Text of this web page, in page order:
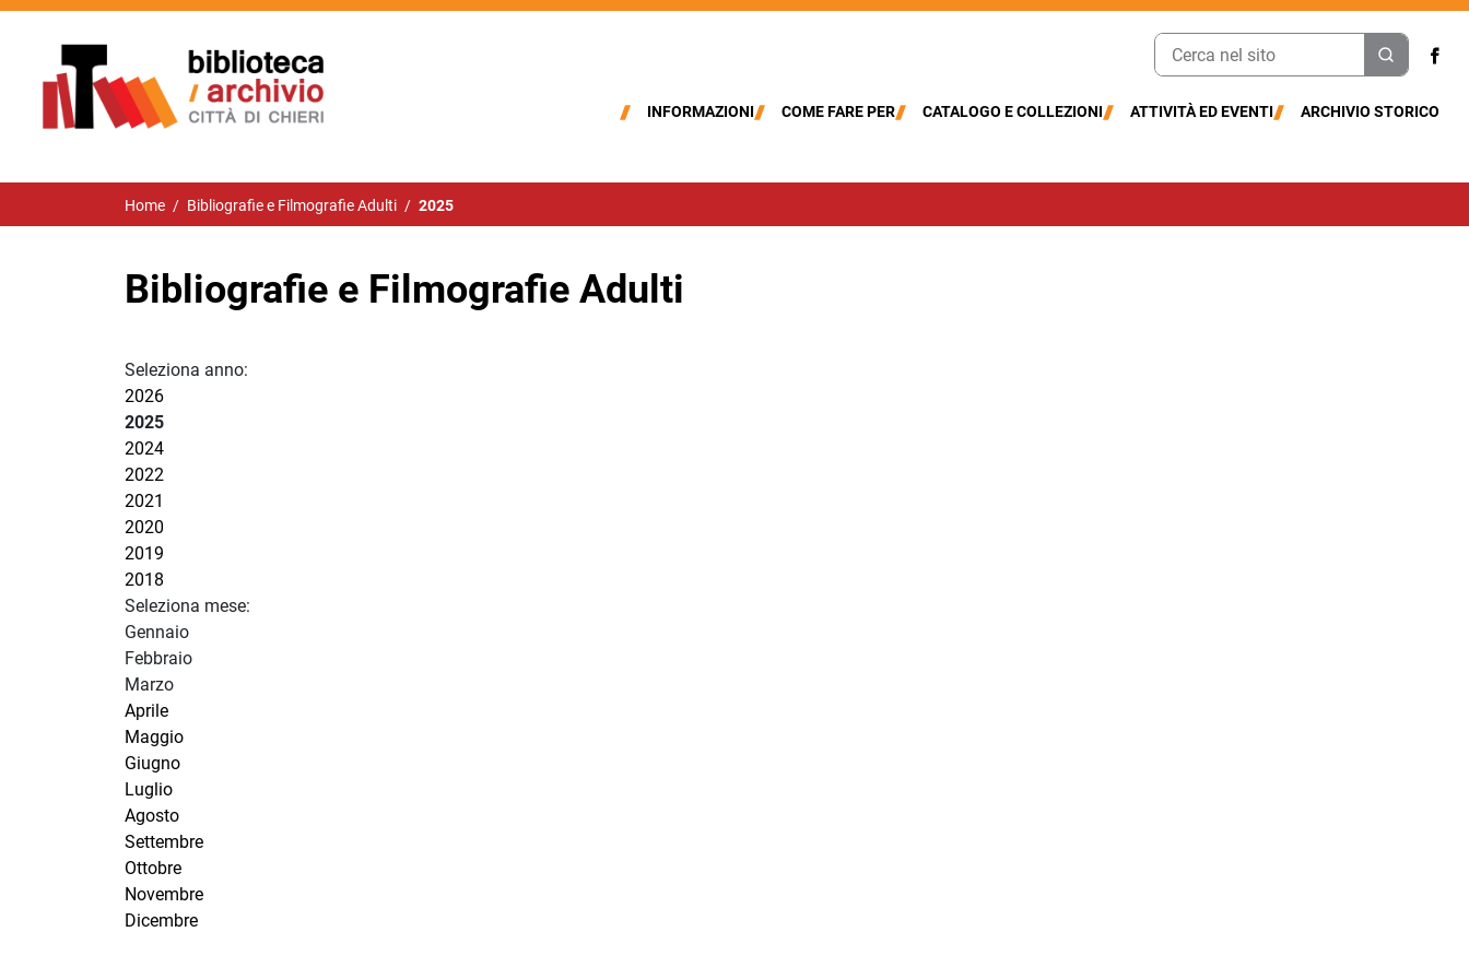
INFORMAZIONI COME FARE PER CATALOGO E COLLEZIONI ATTIVITÀ ED EVENTI ARCHIVIO STORICO
Home / Bibliografie e Filmografie Adulti / 2025
Bibliografie e Filmografie Adulti
Seleziona anno:
2026
2025
2024
2022
2021
2020
2019
2018
Seleziona mese:
Gennaio
Febbraio
Marzo
Aprile
Maggio
Giugno
Luglio
Agosto
Settembre
Ottobre
Novembre
Dicembre